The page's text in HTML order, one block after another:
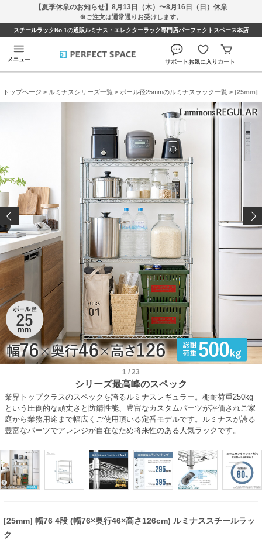
【夏季休業のお知らせ】8月13日（木）〜8月16日（日）休業
※ご注文は通常通りお受けします。
スチールラックNo.1の通販ルミナス・エレクターラック専門店パーフェクトスペース本店
メニュー サポートお気に入り カート
トップページ > ルミナスシリーズ一覧 > ポール径25mmのルミナスラック一覧 > [25mm]
1 / 23
シリーズ最高峰のスペック
業界トップクラスのスペックを誇るルミナスレギュラー。棚耐荷重250kg
という圧倒的な頑丈さと防錆性能、豊富なカスタムパーツが評価されご家
庭から業務用途まで幅広くご使用頂いる定番モデルです。ルミナスが誇る
豊富なパーツでアレンジが自在なため将来性のある人気ラックです。
[25mm] 幅76 4段 (幅76×奥行46×高さ126cm) ルミナススチールラッ
ク